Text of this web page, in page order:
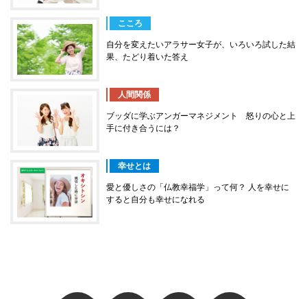
こころ
自分を変えたいアラサー女子が、いろいろ試した結
果、たどり着いた答え
人間関係
ブッダに学ぶアンガーマネジメント 怒りの心と上
手に付き合うには？
幸せとは
愛と優しさの「仏教幸福学」って何？ 人を幸せに
すると自分も幸せになれる